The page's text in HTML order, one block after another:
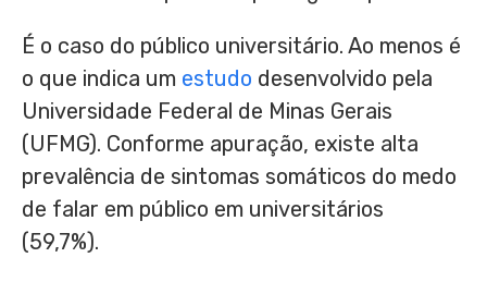
É o caso do público universitário. Ao menos é
o que indica um estudo desenvolvido pela
Universidade Federal de Minas Gerais
(UFMG). Conforme apuração, existe alta
prevalência de sintomas somáticos do medo
de falar em público em universitários
(59,7%).